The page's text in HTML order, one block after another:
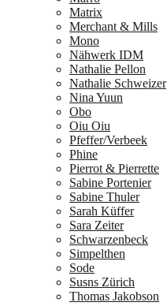
Matrix
Merchant & Mills
Mono
Nähwerk IDM
Nathalie Pellon
Nathalie Schweizer
Nina Yuun
Obo
Oiu Oiu
Pfeffer/Verbeek
Phine
Pierrot & Pierrette
Sabine Portenier
Sabine Thuler
Sarah Küffer
Sara Zeiter
Schwarzenbeck
Simpelthen
Sode
Susns Zürich
Thomas Jakobson